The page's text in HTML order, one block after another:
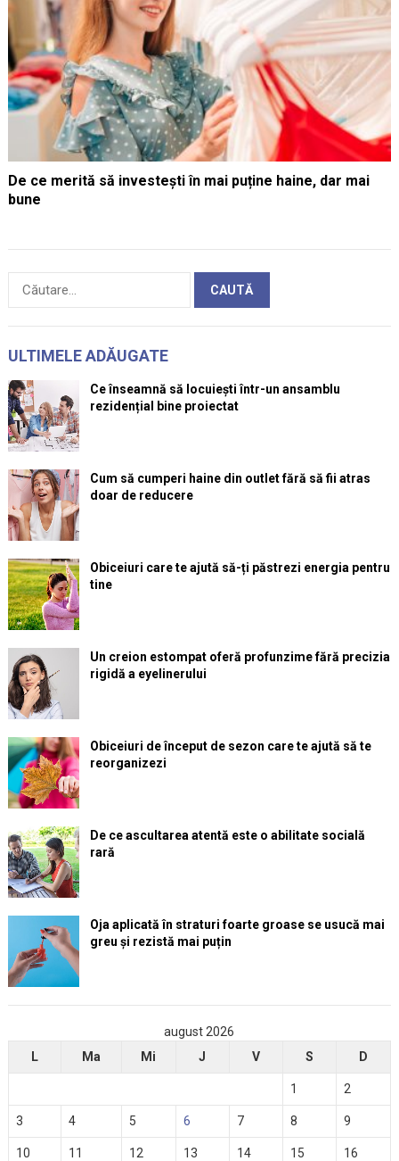
De ce merită să investești în mai puține haine, dar mai
bune
Caută
ULTIMELE ADĂUGATE
Ce înseamnă să locuiești într-un ansamblu
rezidențial bine proiectat
Cum să cumperi haine din outlet fără să fii atras
doar de reducere
Obiceiuri care te ajută să-ți păstrezi energia pentru
tine
Un creion estompat oferă profunzime fără precizia
rigidă a eyelinerului
Obiceiuri de început de sezon care te ajută să te
reorganizezi
De ce ascultarea atentă este o abilitate socială
rară
Oja aplicată în straturi foarte groase se usucă mai
greu și rezistă mai puțin
august 2026
L
Ma Mi J V S D
1 2
3 4 5 6 7 8 9
10 11 12 13 14 15 16